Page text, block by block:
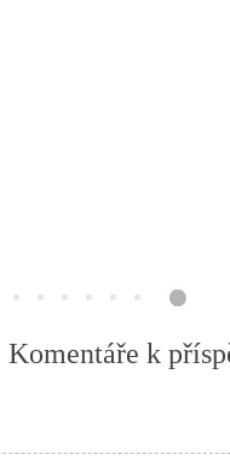
Komentáře k